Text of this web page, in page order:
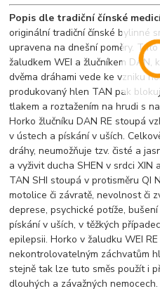
Popis dle tradiční čínské
originální tradiční čínské bylinné
upravena na dnešní poměry.
žaludkem WEI a žlučníkem DAN,
dvěma dráhami vede ke vzniku
produkovaný hlen TAN pak
tlakem a roztažením na hrudi s
Horko žlučníku DAN RE stoupá
v ústech a pískání v uších.
dráhy, neumožňuje tzv. čisté a
a vyživit ducha SHEN v srdci XIN
TAN SHI stoupá v protisměru QI
motolice či závratě, nevolnost či
deprese, psychické potíže,
pískání v uších, v těžkých
epilepsii. Horko v žaludku WEI
nekontrolovatelným záchvatům
stejně tak lze tuto směs použít i
dlouhých a závažných nemocech.